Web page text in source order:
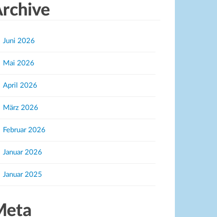
Juni 2026
Mai 2026
April 2026
März 2026
Februar 2026
Januar 2026
Januar 2025